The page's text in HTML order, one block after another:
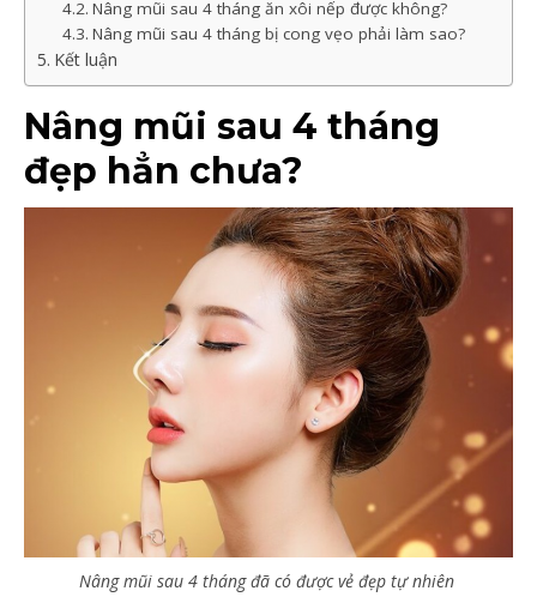
Nâng mũi sau 4 tháng ăn xôi nếp được không?
Nâng mũi sau 4 tháng bị cong vẹo phải làm sao?
Kết luận
Nâng mũi sau 4 tháng
đẹp hẳn chưa?
Nâng mũi sau 4 tháng đã có được vẻ đẹp tự nhiên